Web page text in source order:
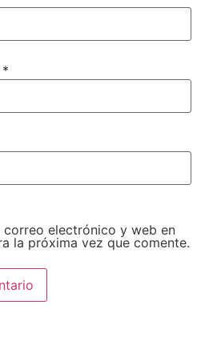
*
correo electrónico y web en
la próxima vez que comente.